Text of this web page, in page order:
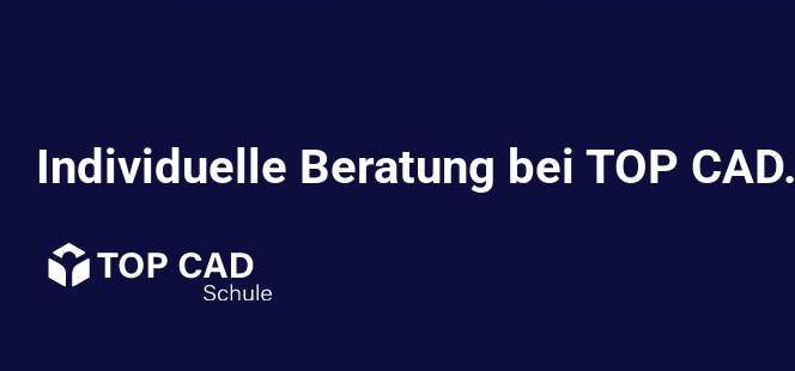
Individuelle Beratung bei TOP CAD.